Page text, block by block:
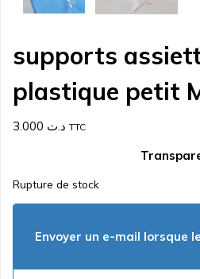
supports
plastique petit
د.ت TTC
Rupture de stock
Envoyer un e-mail lorsque